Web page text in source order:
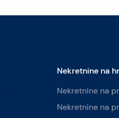
Nekretnine na
Nekretnine na
Nekretnine na